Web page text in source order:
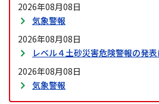
2026年08月08日
気象警報
2026年08月08日
レベル４土砂災害危険警報の発
2026年08月08日
気象警報